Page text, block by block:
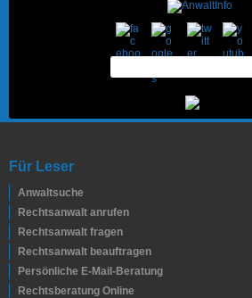
Für Leser
Anwaltsuche
Rechtsanwalt anrufen
Rechtsanwalt fragen
Rechtsanwalt beauftragen
Persönliche E-Mail-Beratung
Rechtsberatung Online